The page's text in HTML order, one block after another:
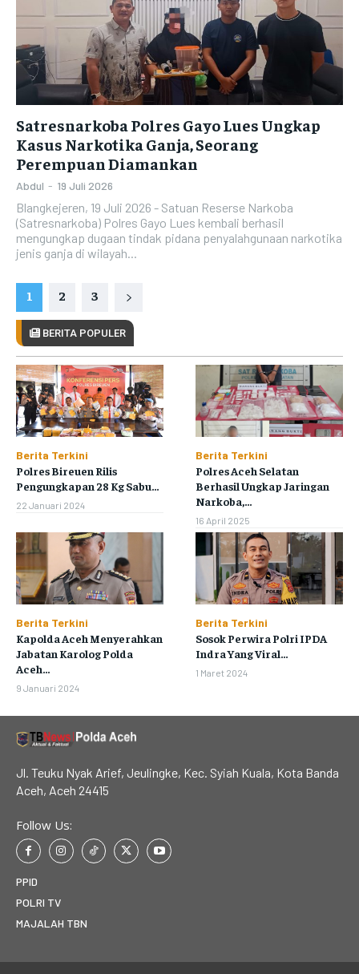
Satresnarkoba Polres Gayo Lues Ungkap
Kasus Narkotika Ganja, Seorang
Perempuan Diamankan
Abdul - 19 Juli 2026
Blangkejeren, 19 Juli 2026 - Satuan Reserse Narkoba
(Satresnarkoba) Polres Gayo Lues kembali berhasil
mengungkap dugaan tindak pidana penyalahgunaan narkotika
jenis ganja di wilayah...
1 2 3
BERITA POPULER
Berita Terkini
Polres Bireuen Rilis
Pengungkapan 28 Kg Sabu...
22 Januari 2024
Berita Terkini
Polres Aceh Selatan
Berhasil Ungkap Jaringan
Narkoba,...
16 April 2025
Berita Terkini
Kapolda Aceh Menyerahkan
Jabatan Karolog Polda
Aceh...
9 Januari 2024
Berita Terkini
Sosok Perwira Polri IPDA
Indra Yang Viral...
1 Maret 2024
Jl. Teuku Nyak Arief, Jeulingke, Kec. Syiah Kuala, Kota Banda
Aceh, Aceh 24415
Follow Us:
PPID
POLRI TV
MAJALAH TBN